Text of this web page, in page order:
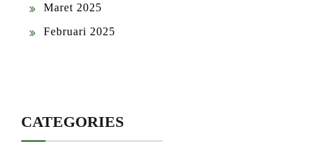
Maret 2025
Februari 2025
CATEGORIES